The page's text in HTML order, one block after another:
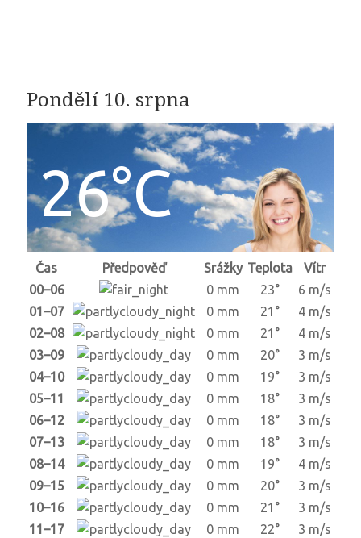
Pondělí 10. srpna
26°C
Čas Předpověď Srážky Teplota
Vítr
00–06
0 mm 23°
6 m/s
01–07
0 mm 21°
4 m/s
02–08
0 mm 21°
4 m/s
03–09
0 mm 20°
3 m/s
04–10
0 mm 19°
3 m/s
05–11
0 mm 18°
3 m/s
06–12
0 mm 18°
3 m/s
07–13
0 mm 18°
3 m/s
08–14
0 mm 19°
4 m/s
09–15
0 mm 20°
3 m/s
10–16
0 mm 21°
3 m/s
11–17
0 mm 22° 3 m/s